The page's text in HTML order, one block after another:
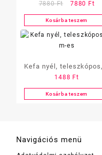
cm alu nyél + mop
+ 40 cm-s moptartó)
7880Ft
Original
price
was:
7880 Ft.
7880 Ft
is:
Kosárba teszem
Kefa nyél,
m-es
1488 Ft
Kosárba teszem
Navigációs menü